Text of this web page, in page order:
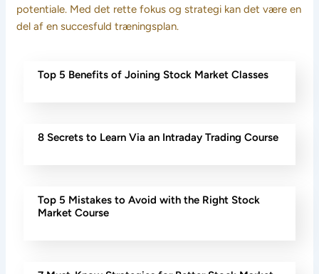
potentiale. Med det rette fokus og strategi kan det være en
del af en succesfuld træningsplan.
Top 5 Benefits of Joining Stock Market Classes
8 Secrets to Learn Via an Intraday Trading Course
Top 5 Mistakes to Avoid with the Right Stock
Market Course